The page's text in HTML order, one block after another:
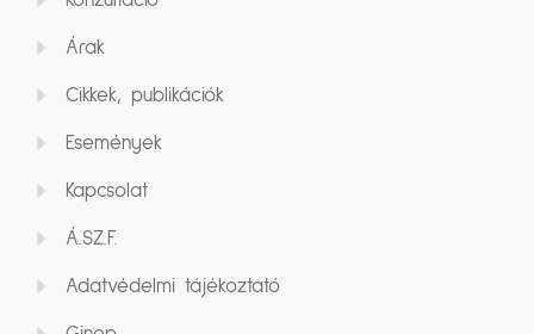
Árak
Cikkek, publikációk
Események
Kapcsolat
Á.SZ.F.
Adatvédelmi tájékoztató